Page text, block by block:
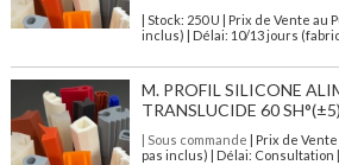
| Stock: 250 U | Prix de Vente au
inclus)
| Délai: 10/13 jours
M. PROFIL SILICONE
TRANSLUCIDE 60
| Sous commande | Prix de
pas inclus) | Délai: Consultation |